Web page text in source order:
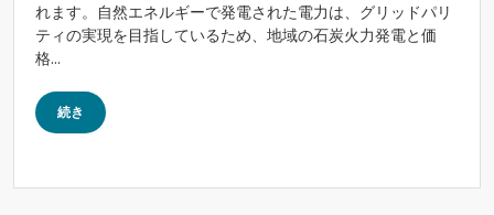
れます。自然エネルギーで発電された電力は、グリッドパリ
ティの実現を目指しているため、地域の石炭火力発電と価
格...
続き